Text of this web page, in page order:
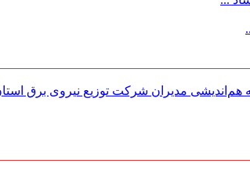
مدیران شركت توزیع نیروی برق